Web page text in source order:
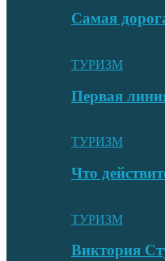
Самая
ТУРИЗМ
Первая
ТУРИЗМ
Что
ТУРИЗМ
Виктория